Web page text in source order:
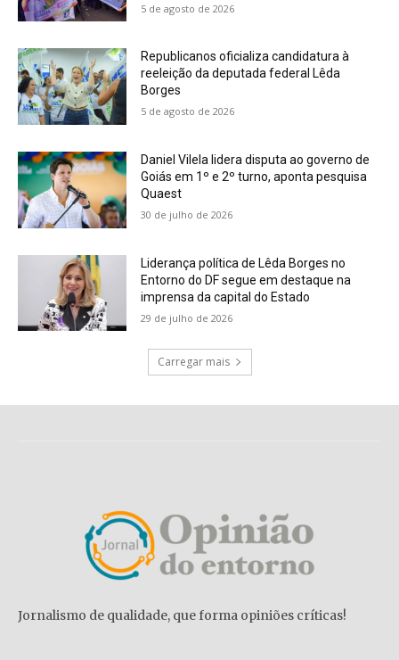
5 de agosto de 2026
Republicanos oficializa candidatura à
reeleição da deputada federal Lêda
Borges
5 de agosto de 2026
Daniel Vilela lidera disputa ao governo de
Goiás em 1º e 2º turno, aponta pesquisa
Quaest
30 de julho de 2026
Liderança política de Lêda Borges no
Entorno do DF segue em destaque na
imprensa da capital do Estado
29 de julho de 2026
Carregar mais
Jornalismo de qualidade, que forma opiniões críticas!